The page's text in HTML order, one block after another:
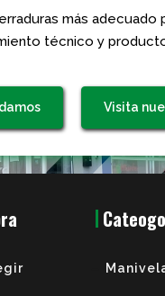
más adecuado
técnico y
Visita